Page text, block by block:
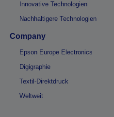
Innovative Technologien
Nachhaltigere Technologien
Company
Epson Europe Electronics
Digigraphie
Textil-Direktdruck
Weltweit